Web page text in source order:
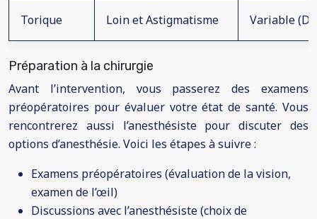
Torique Loin et Astigmatisme Variable
Préparation à la chirurgie
Avant l’intervention, vous passerez des examens
préopératoires pour évaluer votre état de santé. Vous
rencontrerez aussi l’anesthésiste pour discuter des
options d’anesthésie. Voici les étapes à suivre :
Examens préopératoires (évaluation de la vision,
examen de l’œil)
Discussions avec l’anesthésiste (choix de